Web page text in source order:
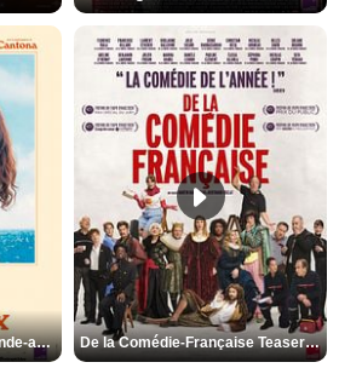
Les Matins merveilleux Bande-annonce VF De la Comédie-Française Teaser VF